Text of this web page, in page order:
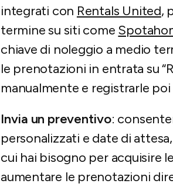
integrati con Rentals United,
termine su siti come
chiave di noleggio a medio
le prenotazioni in entrata su
manualmente e registrarle poi
Invia un preventivo:
personalizzati e date di
cui hai bisogno per acquisire
aumentare le prenotazioni